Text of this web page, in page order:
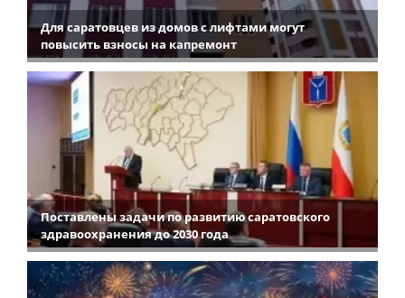
Для саратовцев из домов с лифтами могут
повысить взносы на капремонт
Поставлены задачи по развитию саратовского
здравоохранения до 2030 года